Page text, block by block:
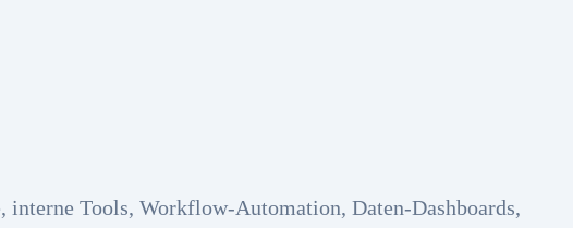
interne Tools, Workflow-Automation, Daten-Dashboards,